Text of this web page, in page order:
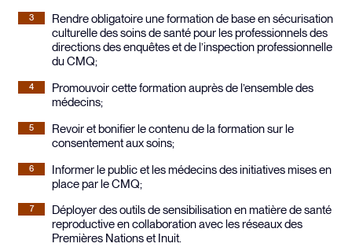
Rendre obligatoire une formation de base en sécurisation
culturelle des soins de santé pour les professionnels des
directions des enquêtes et de l’inspection professionnelle
du CMQ;
Promouvoir cette formation auprès de l’ensemble des
médecins;
Revoir et bonifier le contenu de la formation sur le
consentement aux soins;
Informer le public et les médecins des initiatives mises en
place par le CMQ;
Déployer des outils de sensibilisation en matière de santé
reproductive en collaboration avec les réseaux des
Premières Nations et Inuit.